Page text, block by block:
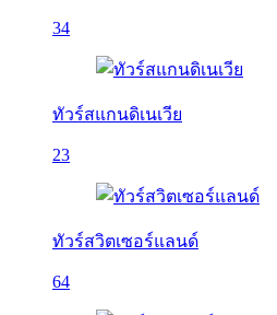
34
ทัวร์สแกนดิเนเวีย
23
ทัวร์สวิตเซอร์แลนด์
64